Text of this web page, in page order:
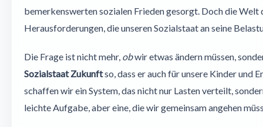
bemerkenswerten sozialen Frieden gesorgt. Doch die Welt
Herausforderungen, die unseren Sozialstaat an seine
Die Frage ist nicht mehr, obwir etwas ändern müssen,
Sozialstaat Zukunftso, dass er auch für unsere Kinder und
schaffen wir ein System, das nicht nur Lasten verteilt,
leichte Aufgabe, aber eine, die wir gemeinsam angehen